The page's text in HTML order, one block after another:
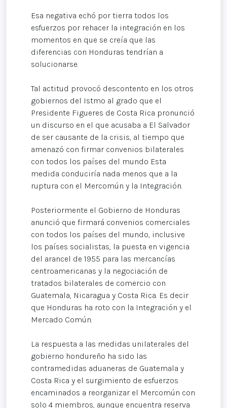
Esa negativa echó por tierra todos los
esfuerzos por rehacer la integración en los
momentos en que se creía que las
diferencias con Honduras tendrían a
solucionarse.
Tal actitud provocó descontento en los otros
gobiernos del Istmo al grado que el
Presidente Figueres de Costa Rica pronunció
un discurso en el que acusaba a El Salvador
de ser causante de la crisis, al tiempo que
amenazó con firmar convenios bilaterales
con todos los países del mundo Esta
medida conduciría nada menos que a la
ruptura con el Mercomún y la Integración.
Posteriormente el Gobierno de Honduras
anunció que firmará convenios comerciales
con todos los países del mundo, inclusive
los países socialistas, la puesta en vigencia
del arancel de 1955 para las mercancías
centroamericanas y la negociación de
tratados bilaterales de comercio con
Guatemala, Nicaragua y Costa Rica. Es decir
que Honduras ha roto con la Integración y el
Mercado Común.
La respuesta a las medidas unilaterales del
gobierno hondureño ha sido las
contramedidas aduaneras de Guatemala y
Costa Rica y el surgimiento de esfuerzos
encaminados a reorganizar el Mercomún con
solo 4 miembros, aunque encuentra reserva